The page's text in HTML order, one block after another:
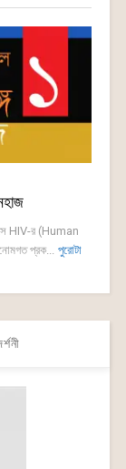
HIV-র (Human
প্রক... পুরোটা